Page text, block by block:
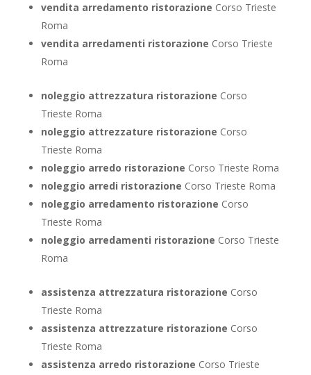
vendita arredamento ristorazione Corso Trieste
Roma
vendita arredamenti ristorazione Corso Trieste
Roma
noleggio attrezzatura ristorazione Corso
Trieste Roma
noleggio attrezzature ristorazione Corso
Trieste Roma
noleggio arredo ristorazione Corso Trieste Roma
noleggio arredi ristorazione Corso Trieste Roma
noleggio arredamento ristorazione Corso
Trieste Roma
noleggio arredamenti ristorazione Corso Trieste
Roma
assistenza attrezzatura ristorazione Corso
Trieste Roma
assistenza attrezzature ristorazione Corso
Trieste Roma
assistenza arredo ristorazione Corso Trieste